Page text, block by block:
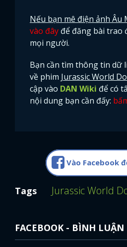
Nếu bạn mê điện ảnh Âu
vào đây để đăng bài trao
mọi người.
Bạn cần tìm thông tin dữ
về phim Jurassic World
cập vào DAN Wiki để có
nội dung bạn cần đấy:
Vào Facebook
Tags Jurassic World
FACEBOOK - BÌNH LUẬN